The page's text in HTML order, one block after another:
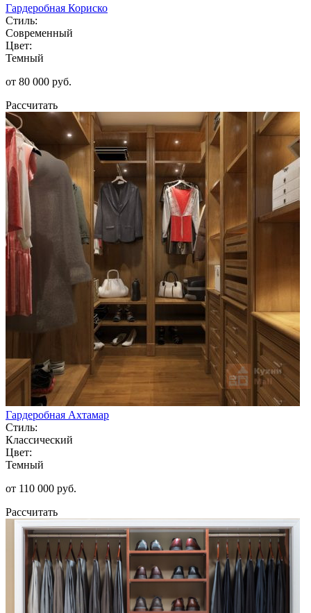
Гардеробная Кориско
Стиль:
Современный
Цвет:
Темный
от 80 000 руб.
Рассчитать
Гардеробная Ахтамар
Стиль:
Классический
Цвет:
Темный
от 110 000 руб.
Рассчитать